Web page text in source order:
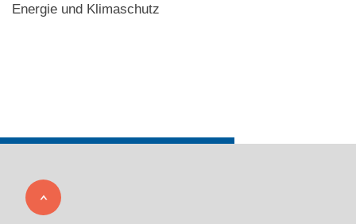
Energie und Klimaschutz